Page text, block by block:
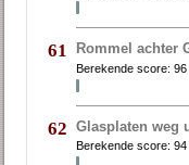
61 Rommel achter
Berekende score:96
62 Glasplaten weg
Berekende score:94